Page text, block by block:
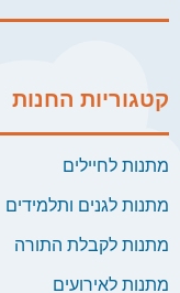
קטגוריות החנות
מתנות לחיילים
מתנות לגנים ותלמידים
מתנות לקבלת התורה
מתנות לאירועים